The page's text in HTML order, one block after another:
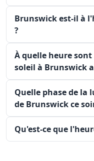
Brunswick est-il à
?
À quelle heure
soleil à Brunswick
Quelle phase de la
de Brunswick ce
Qu'est-ce que